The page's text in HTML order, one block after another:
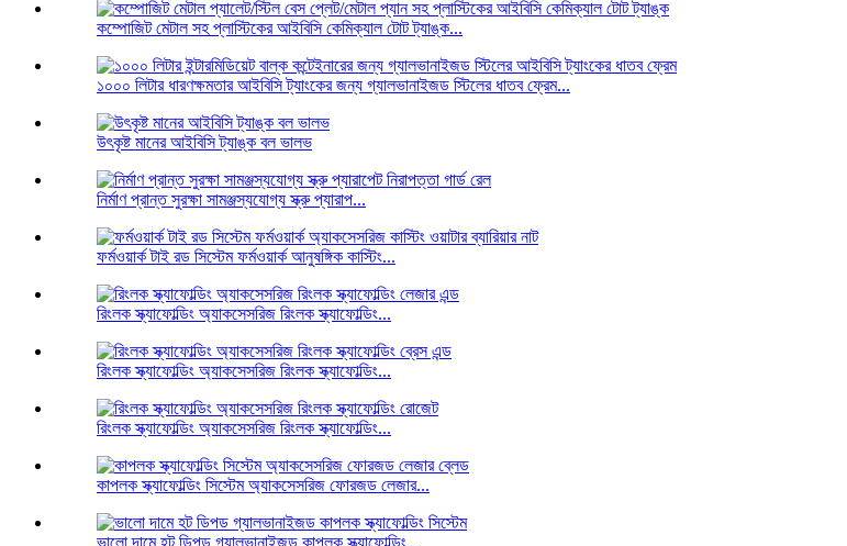
কম্পোজিট মেটাল সহ প্লাস্টিকের আইবিসি কেমিক্যাল টোট ট্যাঙ্ক...
১০০০ লিটার ধারণক্ষমতার আইবিসি ট্যাংকের জন্য গ্যালভানাইজড স্টিলের ধাতব ফ্রেম...
উৎকৃষ্ট মানের আইবিসি ট্যাঙ্ক বল ভালভ
নির্মাণ প্রান্ত সুরক্ষা সামঞ্জস্যযোগ্য স্ক্রু প্যারাপ...
ফর্মওয়ার্ক টাই রড সিস্টেম ফর্মওয়ার্ক আনুষঙ্গিক কাস্টিং...
রিংলক স্ক্যাফোল্ডিং অ্যাকসেসরিজ রিংলক স্ক্যাফোল্ডিং...
রিংলক স্ক্যাফোল্ডিং অ্যাকসেসরিজ রিংলক স্ক্যাফোল্ডিং...
রিংলক স্ক্যাফোল্ডিং অ্যাকসেসরিজ রিংলক স্ক্যাফোল্ডিং...
কাপলক স্ক্যাফোল্ডিং সিস্টেম অ্যাকসেসরিজ ফোরজড লেজার...